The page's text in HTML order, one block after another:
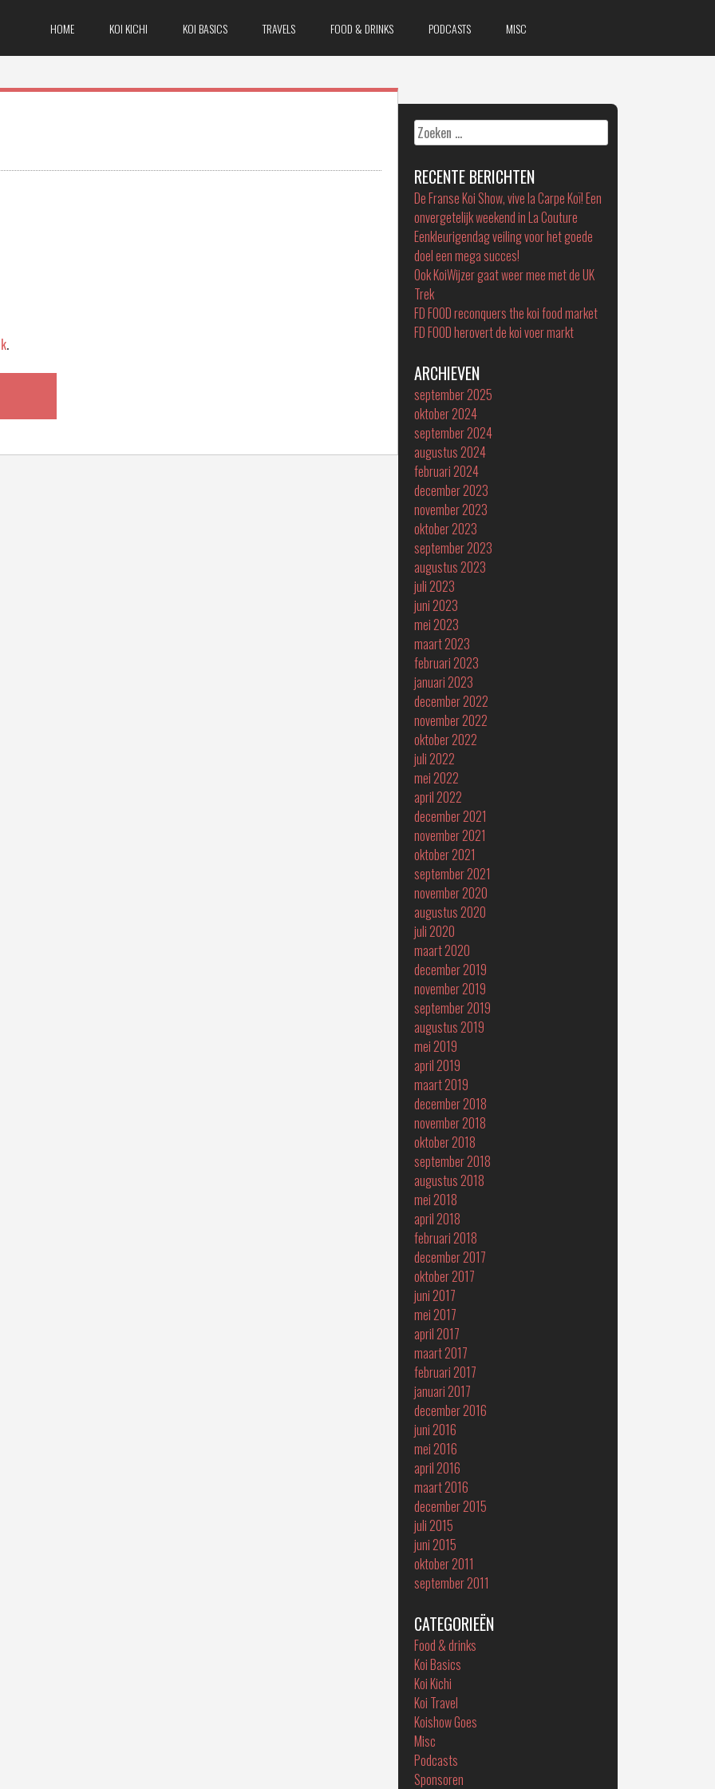
HOME KOI KICHI KOI BASICS TRAVELS FOOD & DRINKS PODCASTS MISC
.
Zoeken
naar:
RECENTE BERICHTEN
De Franse Koi Show, vive la Carpe Koï! Een
onvergetelijk weekend in La Couture
Eenkleurigendag veiling voor het goede
doel een mega succes!
Ook KoiWijzer gaat weer mee met de UK
Trek
FD FOOD reconquers the koi food market
FD FOOD herovert de koi voer markt
ARCHIEVEN
september 2025
oktober 2024
september 2024
augustus 2024
februari 2024
december 2023
november 2023
oktober 2023
september 2023
augustus 2023
juli 2023
juni 2023
mei 2023
maart 2023
februari 2023
januari 2023
december 2022
november 2022
oktober 2022
juli 2022
mei 2022
april 2022
december 2021
november 2021
oktober 2021
september 2021
november 2020
augustus 2020
juli 2020
maart 2020
december 2019
november 2019
september 2019
augustus 2019
mei 2019
april 2019
maart 2019
december 2018
november 2018
oktober 2018
september 2018
augustus 2018
mei 2018
april 2018
februari 2018
december 2017
oktober 2017
juni 2017
mei 2017
april 2017
maart 2017
februari 2017
januari 2017
december 2016
juni 2016
mei 2016
april 2016
maart 2016
december 2015
juli 2015
juni 2015
oktober 2011
september 2011
CATEGORIEËN
Food & drinks
Koi Basics
Koi Kichi
Koi Travel
Koishow Goes
Misc
Podcasts
Sponsoren